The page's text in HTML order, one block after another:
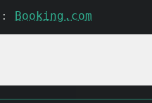
Booking.com